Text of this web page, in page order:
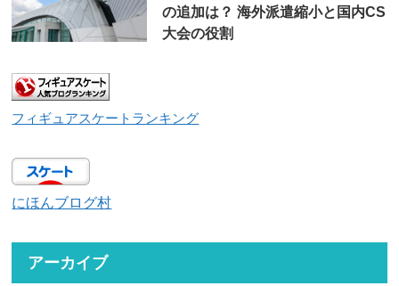
の追加は？ 海外派遣縮小と国内CS
大会の役割
フィギュアスケートランキング
にほんブログ村
アーカイブ